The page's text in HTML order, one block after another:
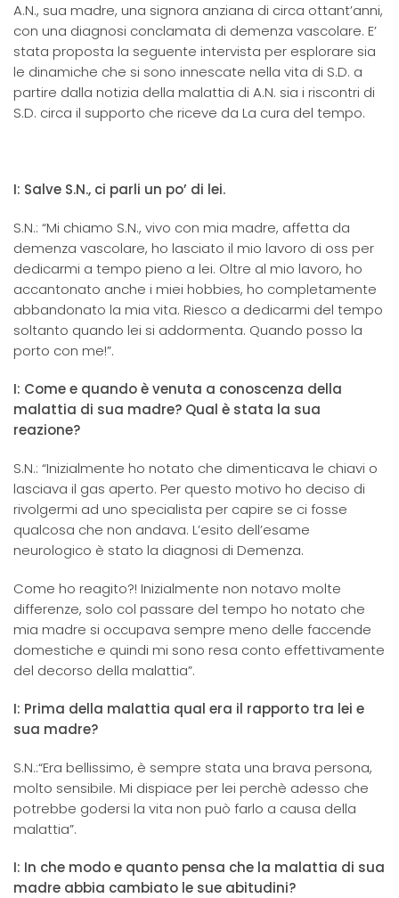
A.N., sua madre, una signora anziana di circa ottant’anni,
con una diagnosi conclamata di demenza vascolare. E’
stata proposta la seguente intervista per esplorare sia
le dinamiche che si sono innescate nella vita di S.D. a
partire dalla notizia della malattia di A.N. sia i riscontri di
S.D. circa il supporto che riceve da La cura del tempo.
I: Salve S.N., ci parli un po’ di lei.
S.N.: “Mi chiamo S.N., vivo con mia madre, affetta da
demenza vascolare, ho lasciato il mio lavoro di oss per
dedicarmi a tempo pieno a lei. Oltre al mio lavoro, ho
accantonato anche i miei hobbies, ho completamente
abbandonato la mia vita. Riesco a dedicarmi del tempo
soltanto quando lei si addormenta. Quando posso la
porto con me!”.
I: Come e quando è venuta a conoscenza della
malattia di sua madre? Qual è stata la sua
reazione?
S.N.: “Inizialmente ho notato che dimenticava le chiavi o
lasciava il gas aperto. Per questo motivo ho deciso di
rivolgermi ad uno specialista per capire se ci fosse
qualcosa che non andava. L’esito dell’esame
neurologico è stato la diagnosi di Demenza.
Come ho reagito?! Inizialmente non notavo molte
differenze, solo col passare del tempo ho notato che
mia madre si occupava sempre meno delle faccende
domestiche e quindi mi sono resa conto effettivamente
del decorso della malattia”.
I: Prima della malattia qual era il rapporto tra lei e
sua madre?
S.N.:“Era bellissimo, è sempre stata una brava persona,
molto sensibile. Mi dispiace per lei perchè adesso che
potrebbe godersi la vita non può farlo a causa della
malattia”.
I: In che modo e quanto pensa che la malattia di sua
madre abbia cambiato le sue abitudini?